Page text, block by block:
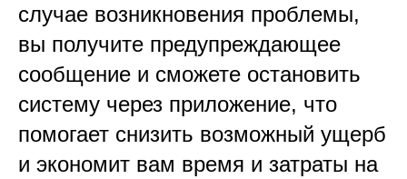
случае возникновения проблемы,
вы получите предупреждающее
сообщение и сможете остановить
систему через приложение, что
помогает снизить возможный ущерб
и экономит вам время и затраты на